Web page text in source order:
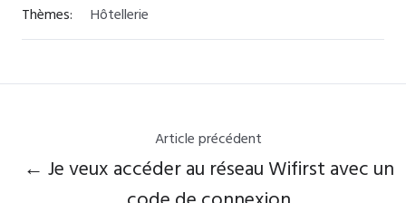
Thèmes: Hôtellerie
Article précédent
← Je veux accéder au réseau Wifirst avec un